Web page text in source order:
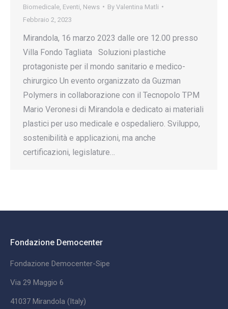
Biomedicale Eventi News By Valentina Matli
Febbraio 2, 2023
Mirandola, 16 marzo 2023 dalle ore 12.00 presso
Villa Fondo Tagliata Soluzioni plastiche
protagoniste per il mondo sanitario e medico-
chirurgico Un evento organizzato da Guzman
Polymers in collaborazione con il Tecnopolo TPM
Mario Veronesi di Mirandola e dedicato ai materiali
plastici per uso medicale e ospedaliero. Sviluppo,
sostenibilità e applicazioni, ma anche
certificazioni, legislature…
Fondazione Democenter
Fondazione Democenter-Sipe
Via 29 Maggio 6
41037 Mirandola (Italy)